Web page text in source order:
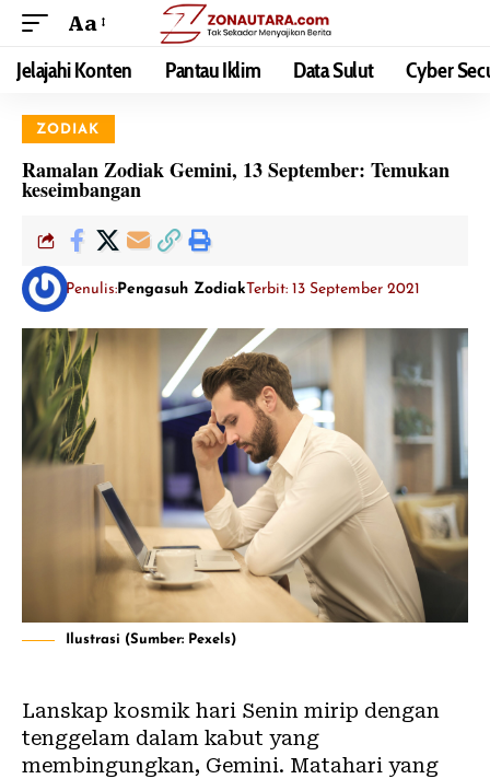
Aa
Jelajahi Konten Pantau Iklim Data Sulut Cyber
ZODIAK
Ramalan Zodiak Gemini, 13 September: Temukan
keseimbangan
Penulis: Pengasuh ZodiakTerbit: 13 September 2021
Ilustrasi (Sumber: Pexels)
Lanskap kosmik hari Senin mirip dengan
tenggelam dalam kabut yang
membingungkan, Gemini. Matahari yang